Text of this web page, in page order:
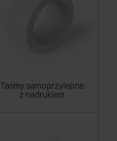
Taśmy samoprzylepne
z nadrukiem